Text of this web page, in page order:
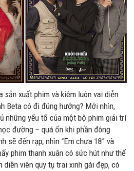
sản xuất phim và kiêm luôn vai diễn
Beta có đi đúng hướng? Mới nhìn,
những yếu tố của một bộ phim giải trí
đường – quá ổn khi phần đông
sẽ đến rạp, nhìn “Em chưa 18” và
phim thanh xuân có sức hút như thế
diễn viên quy tụ trai xinh gái đẹp, có